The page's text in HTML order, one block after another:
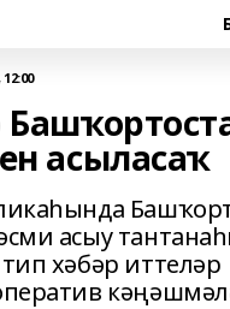
асыласаҡ
асыу
хәбәр иттеләр